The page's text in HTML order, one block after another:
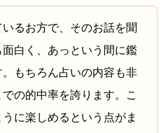
るお方で、そのお話を聞
白く、あっという間に鑑
もちろん占いの内容も非
の的中率を誇ります。こ
に楽しめるという点がま